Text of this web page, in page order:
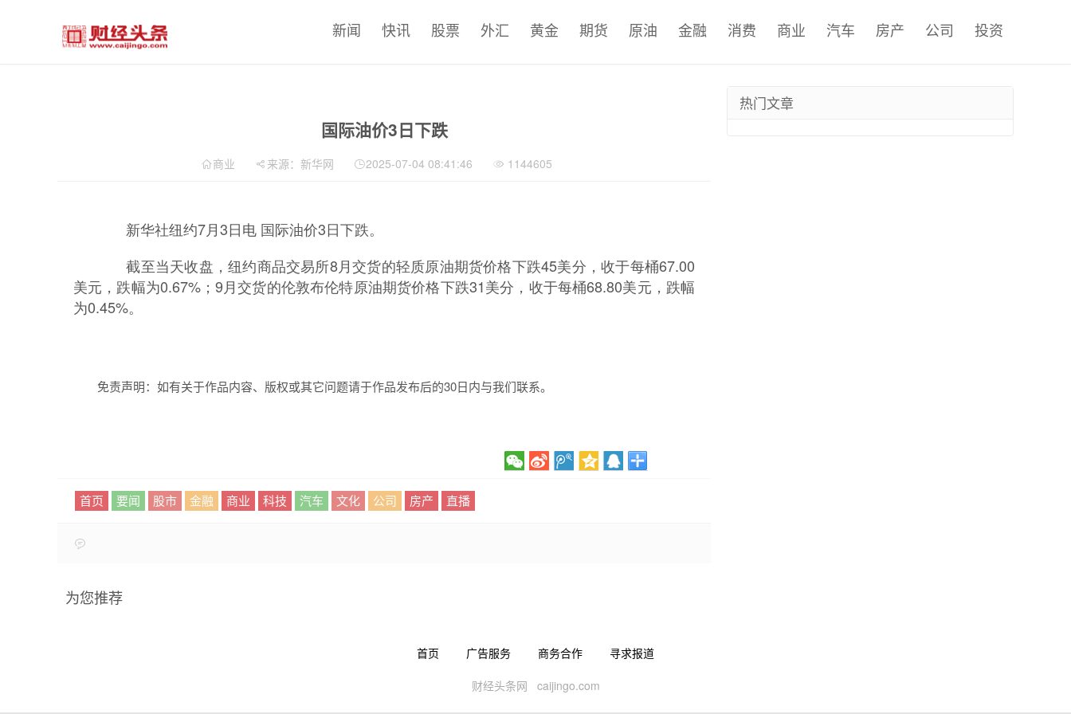
新闻 快讯 股票 外汇 黄金 期货 原油 金融 消费 商业 汽车 房产 公司 投资
国际油价3日下跌
商业 来源：新华网 2025-07-04 08:41:46 1144605
新华社纽约7月3日电 国际油价3日下跌。
截至当天收盘，纽约商品交易所8月交货的轻质原油期货价格下跌45美分，收于每桶67.00
美元，跌幅为0.67%；9月交货的伦敦布伦特原油期货价格下跌31美分，收于每桶68.80美元，跌幅
为0.45%。
免责声明：如有关于作品内容、版权或其它问题请于作品发布后的30日内与我们联系。
首页 要闻 股市 金融 商业 科技 汽车 文化 公司 房产 直播
为您推荐
热门文章
首页 广告服务 商务合作 寻求报道
财经头条网 caijingo.com